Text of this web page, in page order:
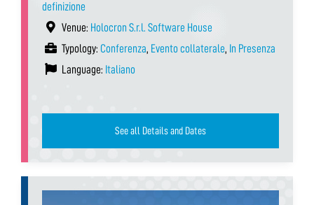
definizione
Venue: Holocron S.r.l. Software House
Typology: Conferenza, Evento collaterale, In Presenza
Language: Italiano
See all Details and Dates